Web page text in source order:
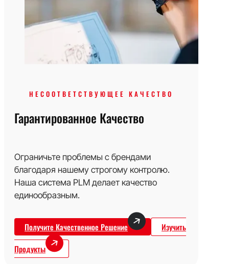
НЕСООТВЕТСТВУЮЩЕЕ КАЧЕСТВО
Гарантированное Качество
Ограничьте проблемы с брендами
благодаря нашему строгому контролю.
Наша система PLM делает качество
единообразным.
Получите Качественное Решение
Изучить
Продукты